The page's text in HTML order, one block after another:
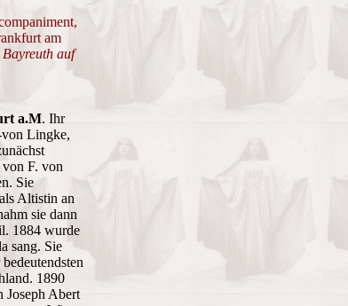
am
auf
a.M. Ihr
von Lingke,
F. von
Sie
Altistin an
sie dann
1884 wurde
sang. Sie
1890
Joseph Abert